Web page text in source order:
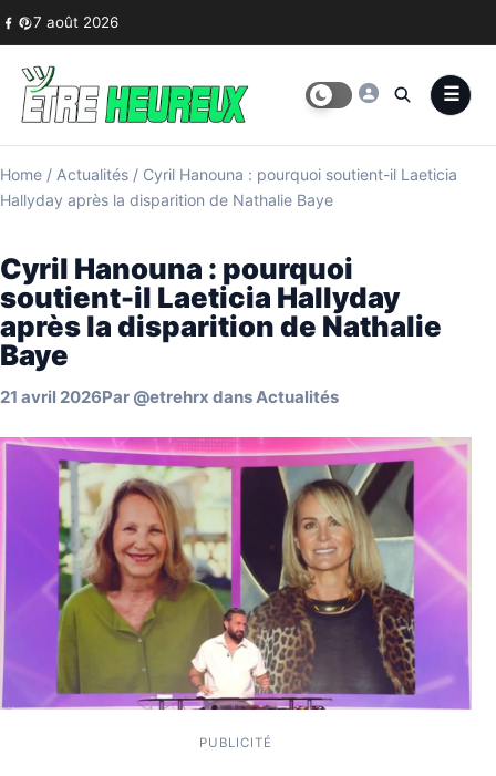
Skip to content
7 août 2026
Home / Actualités / Cyril Hanouna : pourquoi soutient-il Laeticia
Hallyday après la disparition de Nathalie Baye
Cyril Hanouna : pourquoi
soutient-il Laeticia Hallyday
après la disparition de Nathalie
Baye
21 avril 2026Par @etrehrx dansActualités
PUBLICITÉ